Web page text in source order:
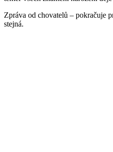
Zpráva od chovatelů – pokračuje
stejná.